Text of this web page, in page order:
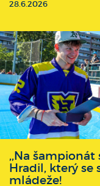
28.6.2026
,,Na šampionát
Hradil, který
mládeže!